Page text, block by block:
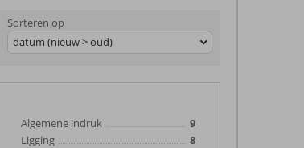
Sorteren op
datum (nieuw > oud)
Algemene indruk
9
Ligging
8